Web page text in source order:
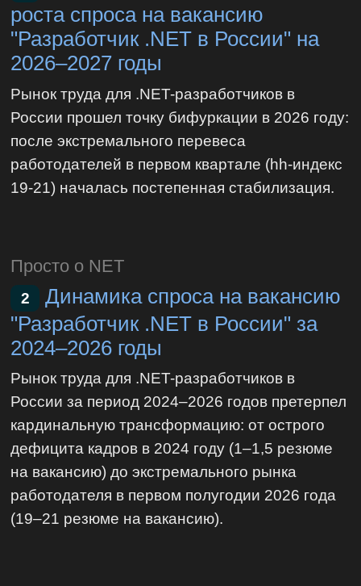
роста спроса на вакансию
"Разработчик .NET в России" на
2026–2027 годы
Рынок труда для .NET-разработчиков в
России прошел точку бифуркации в 2026 году:
после экстремального перевеса
работодателей в первом квартале (hh-индекс
19-21) началась постепенная стабилизация.
Просто о NET
2
Динамика спроса на вакансию
"Разработчик .NET в России" за
2024–2026 годы
Рынок труда для .NET-разработчиков в
России за период 2024–2026 годов претерпел
кардинальную трансформацию: от острого
дефицита кадров в 2024 году (1–1,5 резюме
на вакансию) до экстремального рынка
работодателя в первом полугодии 2026 года
(19–21 резюме на вакансию).